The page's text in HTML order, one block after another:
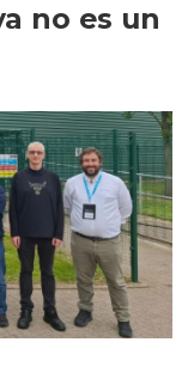
no es un